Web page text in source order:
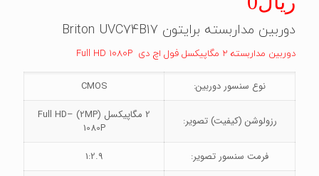
دوربین مداربسته برایتون Briton UVC74B17
دوربین مداربسته 2 مگاپیکسل فول اچ دی Full HD 1080P
نوع سنسور دوربین: CMOS
رزولوشن (کیفیت) تصویر:
2 مگاپیکسل (2MP) –Full HD
1080P
فرمت سنسور تصویر:
1:2.9